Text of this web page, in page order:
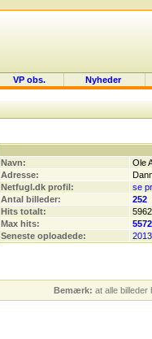
VP obs. Nyheder
Navn:
Ole
Adresse:
Netfugl.dk profil:
se
Antal billeder:
252
Hits totalt:
Max hits:
5572
Seneste oploadede:
Bemærk: at alle